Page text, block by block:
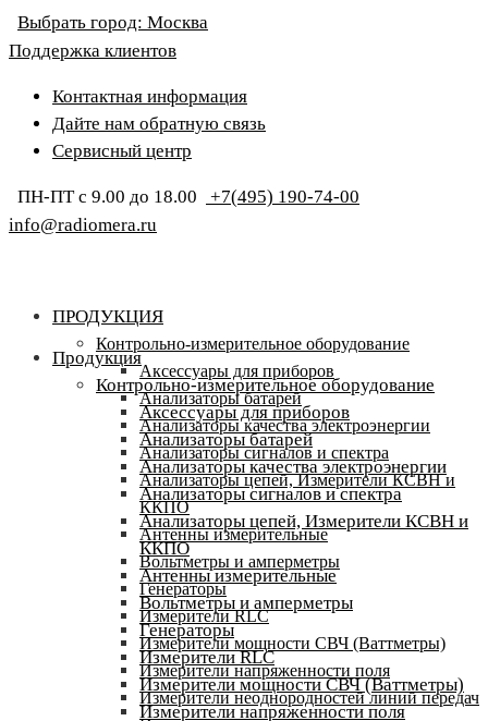
Выбрать город: Москва
Поддержка клиентов
Контактная информация
Дайте нам обратную связь
Сервисный центр
ПН-ПТ с 9.00 до 18.00
+7(495) 190-74-00
info@radiomera.ru
ПРОДУКЦИЯ
Контрольно-измерительное оборудование
Аксессуары для приборов
Анализаторы батарей
Анализаторы качества электроэнергии
Анализаторы сигналов и спектра
Анализаторы цепей, Измерители КСВН и
ККПО
Антенны измерительные
Вольтметры и амперметры
Генераторы
Измерители RLC
Измерители мощности СВЧ (Ваттметры)
Измерители напряженности поля
Измерители неоднородностей линий передач
Продукция
Контрольно-измерительное оборудование
Аксессуары для приборов
Анализаторы батарей
Анализаторы качества электроэнергии
Анализаторы сигналов и спектра
Анализаторы цепей, Измерители КСВН и
ККПО
Антенны измерительные
Вольтметры и амперметры
Генераторы
Измерители RLC
Измерители мощности СВЧ (Ваттметры)
Измерители напряженности поля